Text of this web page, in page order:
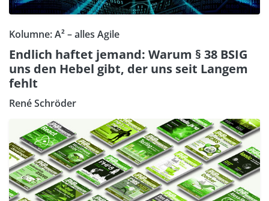
Kolumne: A² – alles Agile
Endlich haftet jemand: Warum § 38 BSIG
uns den Hebel gibt, der uns seit Langem
fehlt
René Schröder